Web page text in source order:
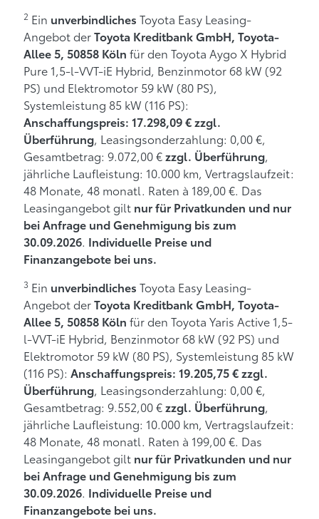
2 Ein unverbindliches Toyota Easy Leasing-
Angebot derToyota Kreditbank GmbH, Toyota-
Allee 5, 50858 Köln für den Toyota Aygo X Hybrid
Pure 1,5-l-VVT-iE Hybrid, Benzinmotor 68 kW (92
PS) und Elektromotor 59 kW (80 PS),
Systemleistung 85 kW (116 PS):
Anschaffungspreis: 17.298,09 € zzgl.
Überführung, Leasingsonderzahlung: 0,00 €,
Gesamtbetrag: 9.072,00 €zzgl. Überführung,
jährliche Laufleistung: 10.000 km, Vertragslaufzeit:
48 Monate, 48 monatl. Raten à 189,00 €. Das
Leasingangebot gilt nur für Privatkunden und nur
bei Anfrage und Genehmigung bis zum
30.09.2026. Individuelle Preise und
Finanzangebote bei uns.
3 Ein unverbindliches Toyota Easy Leasing-
Angebot derToyota Kreditbank GmbH, Toyota-
Allee 5, 50858 Köln für den Toyota Yaris Active 1,5-
l-VVT-iE Hybrid, Benzinmotor 68 kW (92 PS) und
Elektromotor 59 kW (80 PS), Systemleistung 85 kW
(116 PS): Anschaffungspreis: 19.205,75 € zzgl.
Überführung, Leasingsonderzahlung: 0,00 €,
Gesamtbetrag: 9.552,00 €zzgl. Überführung,
jährliche Laufleistung: 10.000 km, Vertragslaufzeit:
48 Monate, 48 monatl. Raten à 199,00 €. Das
Leasingangebot gilt nur für Privatkunden und nur
bei Anfrage und Genehmigung bis zum
30.09.2026. Individuelle Preise und
Finanzangebote bei uns.